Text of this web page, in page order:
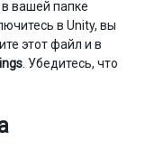
вашей папке
в Unity, вы
этот файл и в
. Убедитесь, что